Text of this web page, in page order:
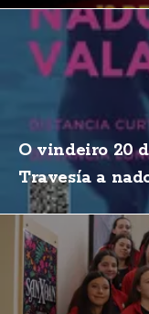
O vindeiro 20
Travesía a